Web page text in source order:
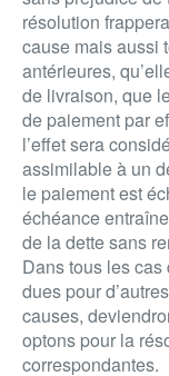
résolution
cause mais aussi
antérieures,
de livraison, que
de paiement par
l’effet sera
assimilable à un
le paiement est
échéance
de la dette sans
Dans tous les
dues pour
causes,
optons pour la
correspondantes.